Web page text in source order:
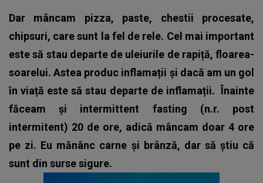
Dar mâncam pizza, paste, chestii procesate,
chipsuri, care sunt la fel de rele. Cel mai important
este să stau departe de uleiurile de rapiță, floarea-
soarelui. Astea produc inflamații și dacă am un gol
în viață este să stau departe de inflamații.Înainte
făceam și intermittent fasting (n.r. post
intermitent) 20 de ore, adică mâncam doar 4 ore
pe zi. Eu mănânc carne și brânză, dar să știu că
sunt din surse sigure.